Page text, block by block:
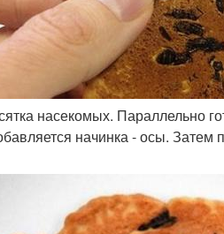
насекомых. Параллельно
начинка - осы. Затем